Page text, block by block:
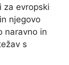
za evropski
njegovo
naravno in
s